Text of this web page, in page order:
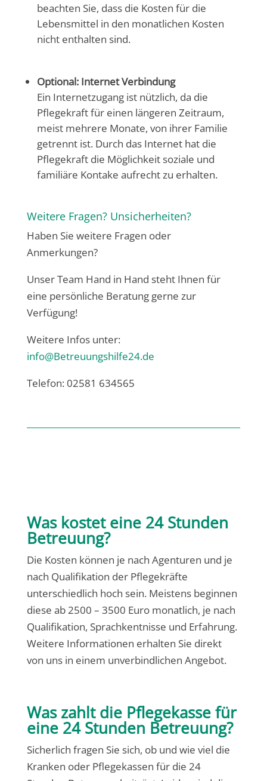
beachten Sie, dass die Kosten für die
Lebensmittel in den monatlichen Kosten
nicht enthalten sind.
Optional: Internet Verbindung
Ein Internetzugang ist nützlich, da die
Pflegekraft für einen längeren Zeitraum,
meist mehrere Monate, von ihrer Familie
getrennt ist. Durch das Internet hat die
Pflegekraft die Möglichkeit soziale und
familiäre Kontake aufrecht zu erhalten.
Weitere Fragen? Unsicherheiten?
Haben Sie weitere Fragen oder
Anmerkungen?
Unser Team Hand in Hand steht Ihnen für
eine persönliche Beratung gerne zur
Verfügung!
Weitere Infos unter:
info@Betreuungshilfe24.de
Telefon: 02581 634565
Was kostet eine 24 Stunden
Betreuung?
Die Kosten können je nach Agenturen und je
nach Qualifikation der Pflegekräfte
unterschiedlich hoch sein. Meistens beginnen
diese ab 2500 – 3500 Euro monatlich, je nach
Qualifikation, Sprachkentnisse und Erfahrung.
Weitere Informationen erhalten Sie direkt
von uns in einem unverbindlichen Angebot.
Was zahlt die Pflegekasse für
eine 24 Stunden Betreuung?
Sicherlich fragen Sie sich, ob und wie viel die
Kranken oder Pflegekassen für die 24